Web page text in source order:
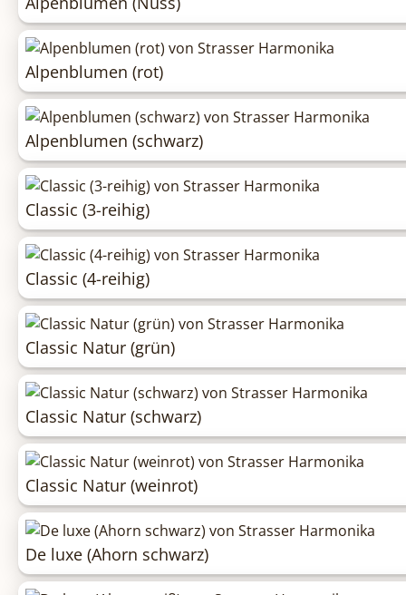
Alpenblumen (rot)
Alpenblumen (schwarz)
Classic (3-reihig)
Classic (4-reihig)
Classic Natur (grün)
Classic Natur (schwarz)
Classic Natur (weinrot)
De luxe (Ahorn schwarz)